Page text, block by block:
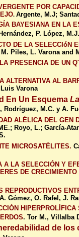
POR
. Argente, M.J;
BAYESIANA EN LA
P. López,
DE LA SELECCIóN
Piles, L. Varona and
PRESENCIA DE UN
ALTERNATIVA AL
Varona
En Un Esquema
Rodríguez, M.C. y A.
ALÉLICA DEL GEN
Royo, L.; García-
MICROSATÉLITES.
A LA SELECCIÓN Y
DE
REPRODUCTIVOS
Gómez, O. Rafel, J.
. Tor M., Villalba
de